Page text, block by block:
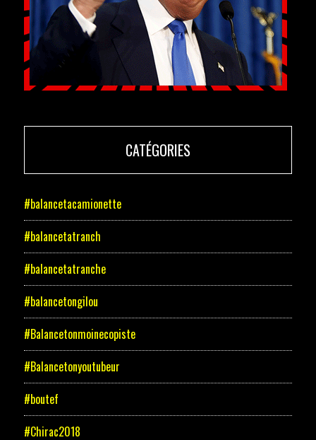
CATÉGORIES
#balancetacamionette
#balancetatranch
#balancetatranche
#balancetongilou
#Balancetonmoinecopiste
#Balancetonyoutubeur
#boutef
#Chirac2018